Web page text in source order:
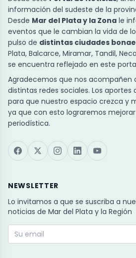
información del sudeste de la
Desde Mar del Plata y la Zona le
eventos que le cambian la vida de
pulso de distintas ciudades
Plata, Balcarce, Miramar, Tandil,
se encuentra reflejado en este
Agradecemos que nos acompañen
distintas redes sociales. Los
para que nuestro espacio crezca y
ya que con esto lograremos
periodística.
NEWSLETTER
Lo invitamos a que se suscriba a
noticias de Mar del Plata y la Región